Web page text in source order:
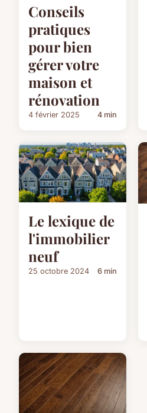
Conseils
pratiques
pour bien
gérer votre
maison et
rénovation
4 février 2025 4 min
Le lexique de
l'immobilier
neuf
25 octobre 2024 6 min